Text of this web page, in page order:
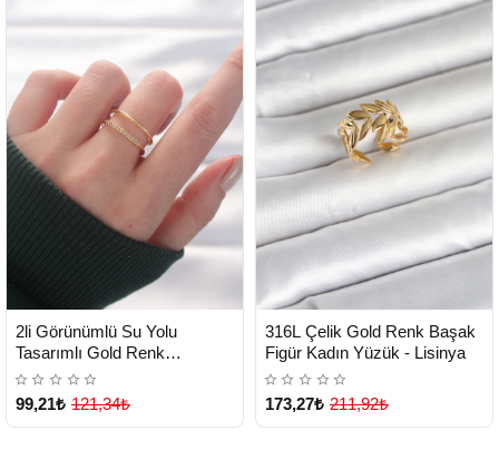
TESLİMAT
2li Görünümlü Su Yolu
Tasarımlı Gold Renk
Ayarlanabilir Yüzük - Lisinya
99,21₺ 121,34₺
TESLİMAT
Yeni Ürün
316L Çelik Gold Renk Başak
Figür Kadın Yüzük - Lisinya
173,27₺ 211,92₺